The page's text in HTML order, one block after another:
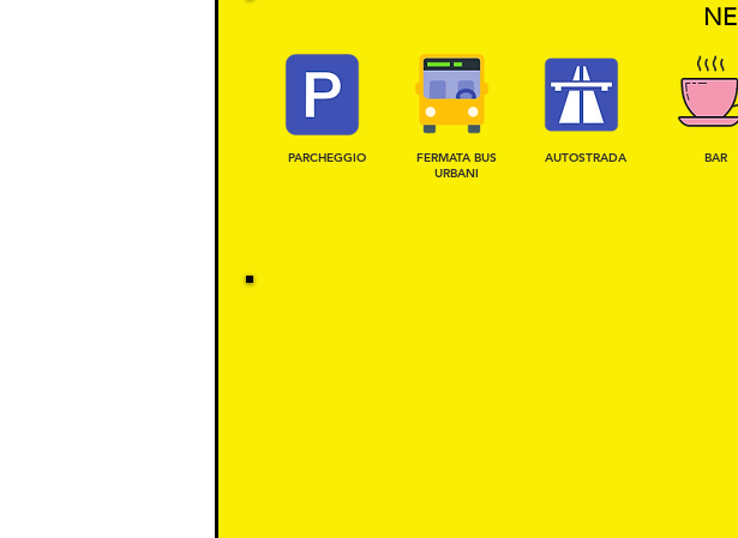
PARCHEGGIO
FERMATA BUS
URBANI
AUTOSTRADA BAR